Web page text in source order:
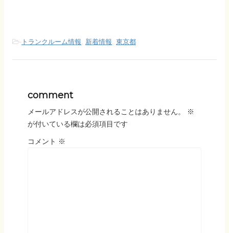
- トランクルーム情報 新着情報 東京都
comment
メールアドレスが公開されることはありません。
※
が付いている欄は必須項目です
コメント ※